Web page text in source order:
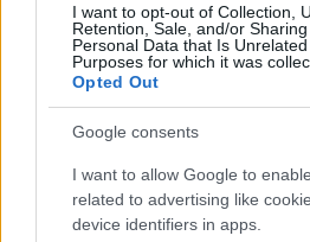
I want to opt-out of Collection,
Retention, Sale, and/or
Personal Data that Is
Purposes for which it was
Opted Out
Google consents
I want to allow Google to
related to advertising like
device identifiers in apps.
Lehetetlen kérések a
hírfolyamban
Hácsé77•2016. november 22.
Sziasztok! Nem megy valaki
Záhonyba kocsival?